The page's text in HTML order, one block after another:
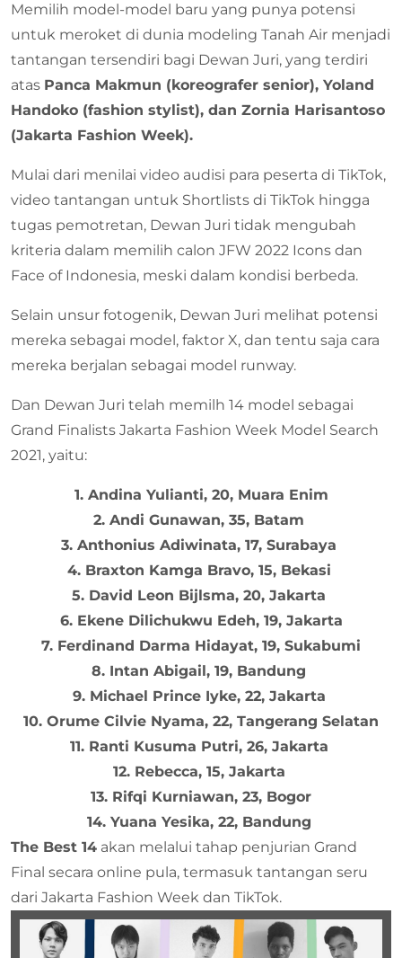
Memilih model-model baru yang punya potensi
untuk meroket di dunia modeling Tanah Air menjadi
tantangan tersendiri bagi Dewan Juri, yang terdiri
atas Panca Makmun (koreografer senior), Yoland
Handoko (fashion stylist), dan Zornia Harisantoso
(Jakarta Fashion Week).
Mulai dari menilai video audisi para peserta di TikTok,
video tantangan untuk Shortlists di TikTok hingga
tugas pemotretan, Dewan Juri tidak mengubah
kriteria dalam memilih calon JFW 2022 Icons dan
Face of Indonesia, meski dalam kondisi berbeda.
Selain unsur fotogenik, Dewan Juri melihat potensi
mereka sebagai model, faktor X, dan tentu saja cara
mereka berjalan sebagai model runway.
Dan Dewan Juri telah memilh 14 model sebagai
Grand Finalists Jakarta Fashion Week Model Search
2021, yaitu:
1. Andina Yulianti, 20, Muara Enim
2. Andi Gunawan, 35, Batam
3. Anthonius Adiwinata, 17, Surabaya
4. Braxton Kamga Bravo, 15, Bekasi
5. David Leon Bijlsma, 20, Jakarta
6. Ekene Dilichukwu Edeh, 19, Jakarta
7. Ferdinand Darma Hidayat, 19, Sukabumi
8. Intan Abigail, 19, Bandung
9. Michael Prince Iyke, 22, Jakarta
10. Orume Cilvie Nyama, 22, Tangerang Selatan
11. Ranti Kusuma Putri, 26, Jakarta
12. Rebecca, 15, Jakarta
13. Rifqi Kurniawan, 23, Bogor
14. Yuana Yesika, 22, Bandung
The Best 14 akan melalui tahap penjurian Grand
Final secara online pula, termasuk tantangan seru
dari Jakarta Fashion Week dan TikTok.